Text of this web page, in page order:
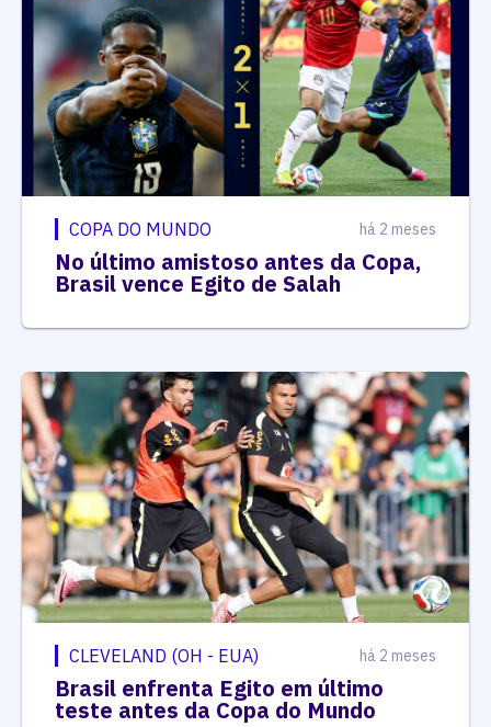
COPA DO MUNDO há 2 meses
No último amistoso antes da Copa,
Brasil vence Egito de Salah
CLEVELAND (OH - EUA) há 2 meses
Brasil enfrenta Egito em último
teste antes da Copa do Mundo